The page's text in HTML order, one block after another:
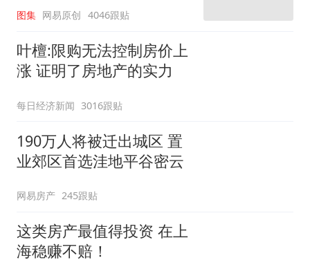
图集 网易原创 4046跟贴
叶檀:限购无法控制房价上
涨 证明了房地产的实力
每日经济新闻 3016跟贴
190万人将被迁出城区 置
业郊区首选洼地平谷密云
网易房产 245跟贴
这类房产最值得投资 在上
海稳赚不赔！